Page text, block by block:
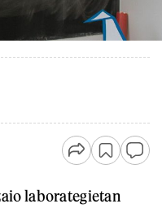
laborategietan